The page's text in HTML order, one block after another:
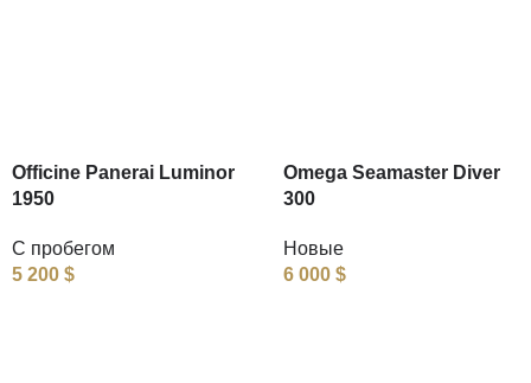
Officine Panerai Luminor
1950
С пробегом
5 200 $
Omega Seamaster Diver
300
Новые
6 000 $